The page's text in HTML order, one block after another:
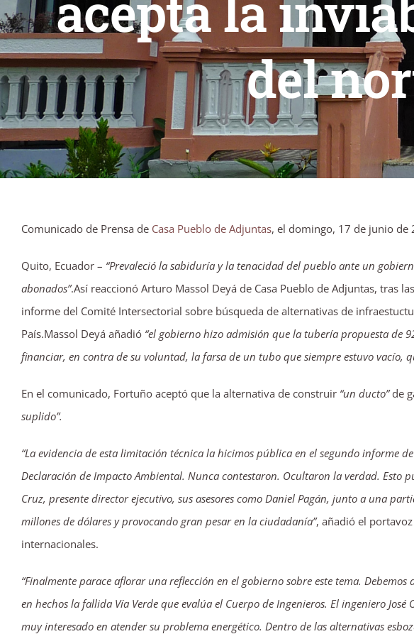
del
Comunicado de Prensa de Casa Pueblo de Adjuntas, el domingo, 17 de junio de
Quito, Ecuador – “Prevaleció la sabiduría y la tenacidad del pueblo ante un
abonados”.Así reaccionó Arturo Massol Deyá de Casa Pueblo de Adjuntas, tras
informe del Comité Intersectorial sobre búsqueda de alternativas de
País.Massol Deyá añadió “el gobierno hizo admisión que la tubería propuesta de
financiar, en contra de su voluntad, la farsa de un tubo que siempre estuvo vacío,
En el comunicado, Fortuño aceptó que la alternativa de construir “un ducto”de
suplido”.
“La evidencia de esta limitación técnica la hicimos pública en el segundo informe
Declaración de Impacto Ambiental. Nunca contestaron. Ocultaron la verdad. Esto
Cruz, presente director ejecutivo, sus asesores como Daniel Pagán, junto a una
millones de dólares y provocando gran pesar en la ciudadanía”, añadió el
internacionales.
“Finalmente parace aflorar una reflección en el gobierno sobre este tema.
en hechos la fallida Vía Verde que evalúa el Cuerpo de Ingenieros. El ingeniero
muy interesado en atender su problema energético. Dentro de las alternativas